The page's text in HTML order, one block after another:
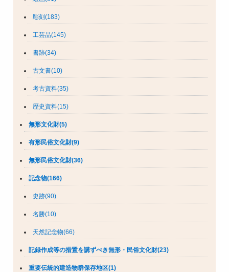
彫刻(183)
工芸品(145)
書跡(34)
古文書(10)
考古資料(35)
歴史資料(15)
無形文化財(5)
有形民俗文化財(9)
無形民俗文化財(36)
記念物(166)
史跡(90)
名勝(10)
天然記念物(66)
記録作成等の措置を講ずべき無形・民俗文化財(23)
重要伝統的建造物群保存地区(1)